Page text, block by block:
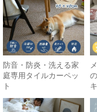
防音・防炎・洗える家
庭専用タイルカーペッ
ト